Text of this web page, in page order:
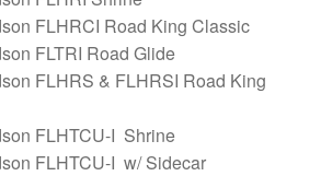
FLHRCI Road King Classic
FLTRI Road Glide
FLHRS & FLHRSI Road King
FLHTCU-I Shrine
FLHTCU-I w/ Sidecar